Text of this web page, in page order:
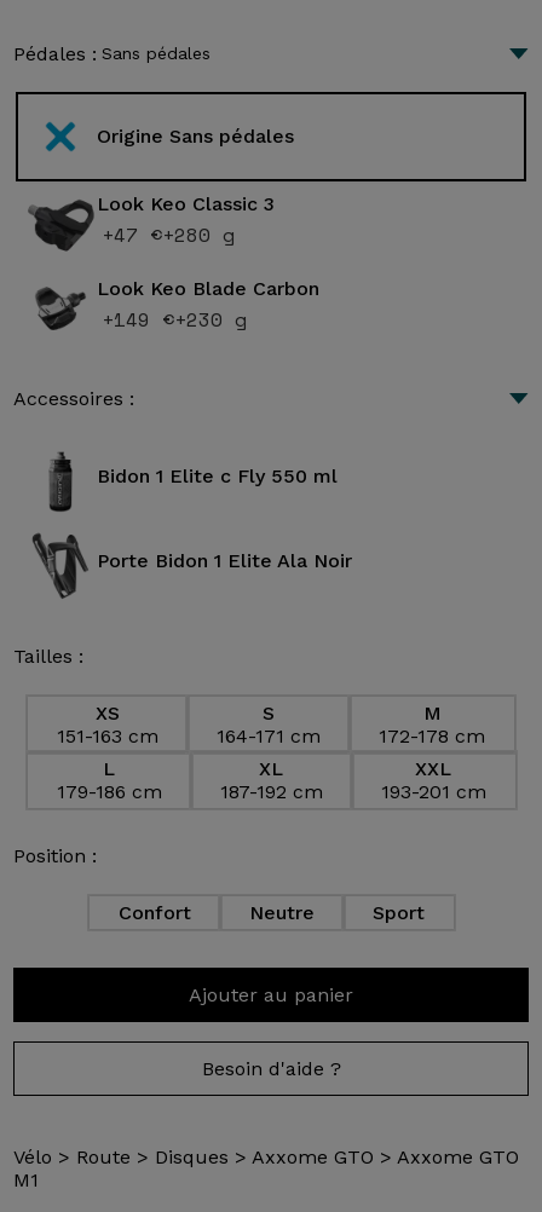
Pédales : Sans pédales
Origine Sans pédales
Look Keo Classic 3
+47 €+280 g
Look Keo Blade Carbon
+149 €+230 g
Accessoires :
Bidon 1 Elite c Fly 550 ml
Porte Bidon 1 Elite Ala Noir
Tailles :
XS
151-163 cm
S
164-171 cm
M
172-178 cm
L
179-186 cm
XL
187-192 cm
XXL
193-201 cm
Position :
Confort Neutre Sport
Ajouter au panier
Besoin d'aide ?
Vélo > Route > Disques > Axxome GTO > Axxome GTO
M1